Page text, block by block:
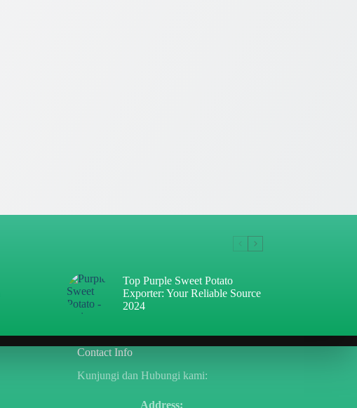
Top Purple Sweet Potato
Exporter: Your Reliable Source
2024
Contact Info
Kunjungi dan Hubungi kami:
Address: